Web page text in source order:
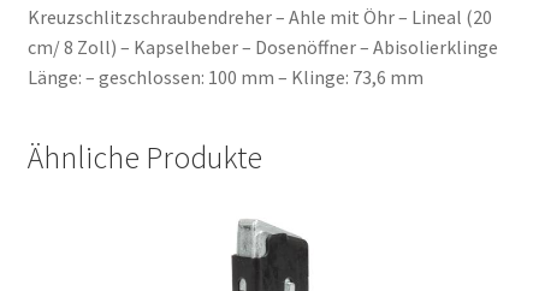
Kreuzschlitzschraubendreher – Ahle mit Öhr – Lineal (20
cm/ 8 Zoll) – Kapselheber – Dosenöffner – Abisolierklinge
Länge: – geschlossen: 100 mm – Klinge: 73,6 mm
Ähnliche Produkte